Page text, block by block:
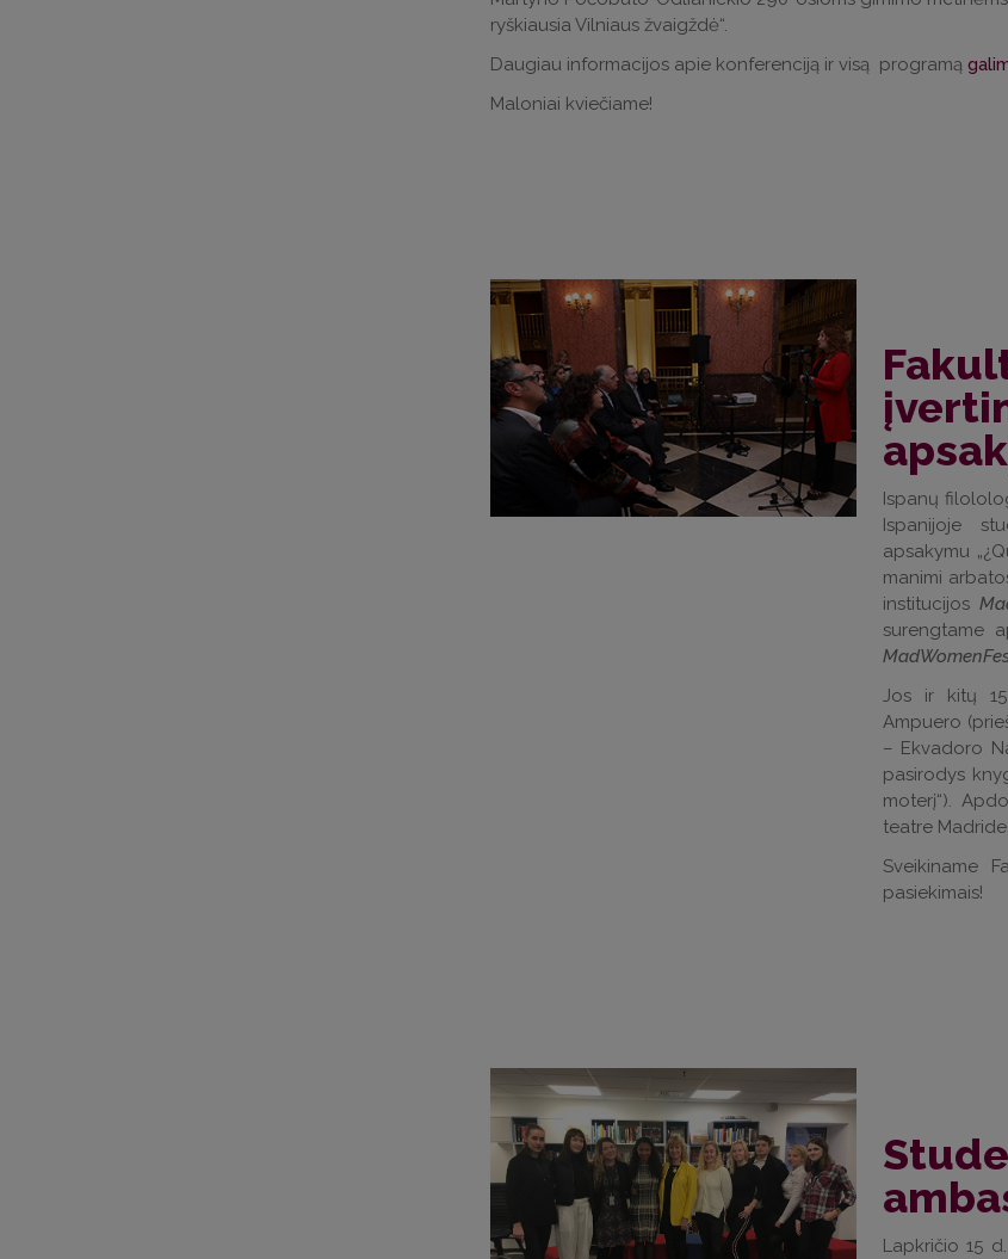
ryškiausia Vilniaus žvaigždė“.
Daugiau informacijos apie konferenciją ir visą programą
Maloniai kviečiame!
Ispanų
Ispanijoje
apsakymu
manimi
institucijos
surengtame
Jos ir kitų
Ampuero
– Ekvadoro
pasirodys
moterį“).
teatre Madride.
Sveikiname
pasiekimais!
Lapkričio 15